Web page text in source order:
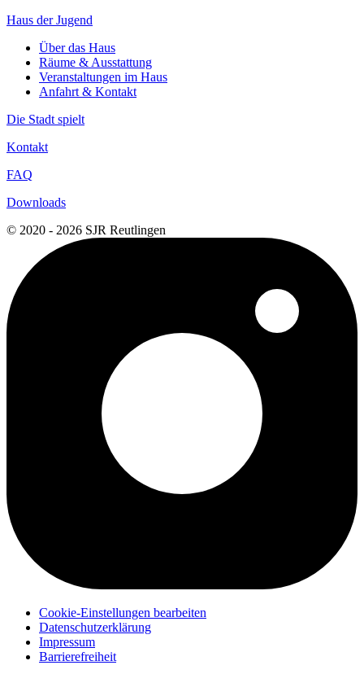
Haus der Jugend
Über das Haus
Räume & Ausstattung
Veranstaltungen im Haus
Anfahrt & Kontakt
Die Stadt spielt
Kontakt
FAQ
Downloads
© 2020 - 2026 SJR Reutlingen
Cookie-Einstellungen bearbeiten
Datenschutzerklärung
Impressum
Barrierefreiheit